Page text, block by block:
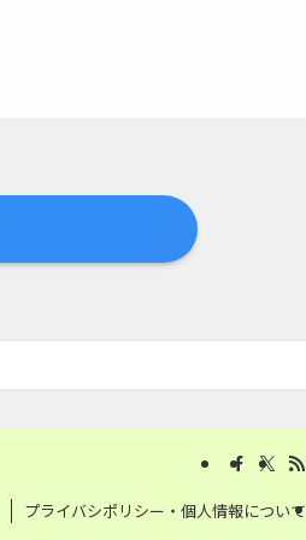
プライバシポリシー・個人情報について